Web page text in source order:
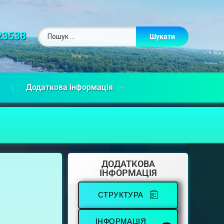
Додаткова інформація
ДОДАТКОВА
ІНФОРМАЦІЯ
СТРУКТУРА
ІНФОРМАЦІЯ